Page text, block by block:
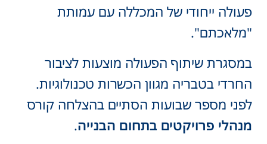
פעולה ייחודי של המכללה עם עמותת
"מלאכתם".
במסגרת שיתוף הפעולה מוצעות לציבור
החרדי בטבריה מגוון הכשרות טכנולוגיות.
לפני מספר שבועות הסתיים בהצלחה קורס
מנהלי פרויקטים בתחום הבנייה.